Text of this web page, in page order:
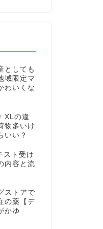
としても
域限定マ
わいくな
XLの違
物多いけ
いい？
スト受け
内容と流
ストアで
の薬【デ
かゆ